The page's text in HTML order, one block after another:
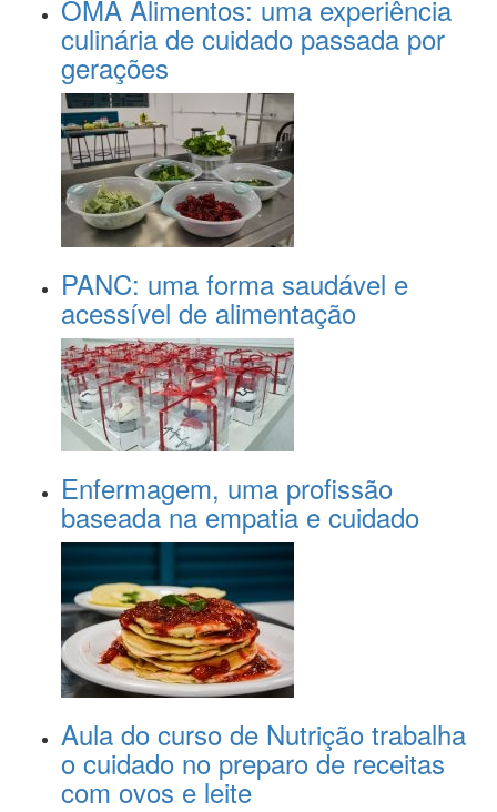
OMA Alimentos: uma experiência
culinária de cuidado passada por
gerações
PANC: uma forma saudável e
acessível de alimentação
Enfermagem, uma profissão
baseada na empatia e cuidado
Aula do curso de Nutrição trabalha
o cuidado no preparo de receitas
com ovos e leite